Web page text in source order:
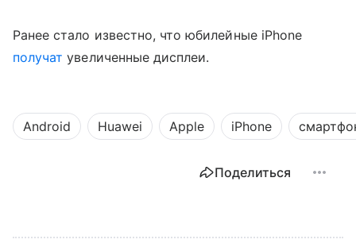
Ранее стало известно, что юбилейные iPhone
получат увеличенные дисплеи.
Android Huawei Apple iPhone
Поделиться